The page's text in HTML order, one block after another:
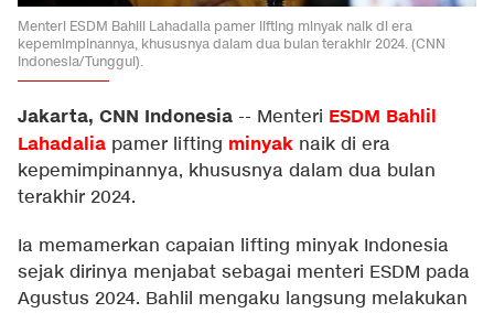
Menteri ESDM Bahlil Lahadalia pamer lifting minyak naik di era
kepemimpinannya, khususnya dalam dua bulan terakhir 2024. (CNN
Indonesia/Tunggul).
Jakarta, CNN Indonesia -- Menteri ESDM Bahlil
Lahadalia pamer lifting minyak naik di era
kepemimpinannya, khususnya dalam dua bulan
terakhir 2024.
Ia memamerkan capaian lifting minyak Indonesia
sejak dirinya menjabat sebagai menteri ESDM pada
Agustus 2024. Bahlil mengaku langsung melakukan